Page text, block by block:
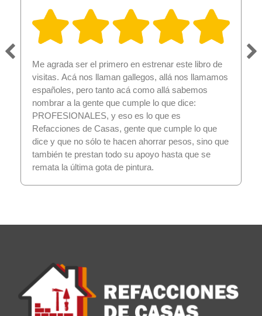
Me agrada ser el primero en estrenar este libro de
visitas. Acá nos llaman gallegos, allá nos llamamos
españoles, pero tanto acá como allá sabemos
nombrar a la gente que cumple lo que dice:
PROFESIONALES, y eso es lo que es
Refacciones de Casas, gente que cumple lo que
dice y que no sólo te hacen ahorrar pesos, sino que
también te prestan todo su apoyo hasta que se
remata la última gota de pintura.